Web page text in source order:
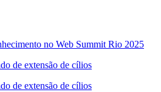
no Web Summit Rio 2025
de extensão de cílios
de extensão de cílios